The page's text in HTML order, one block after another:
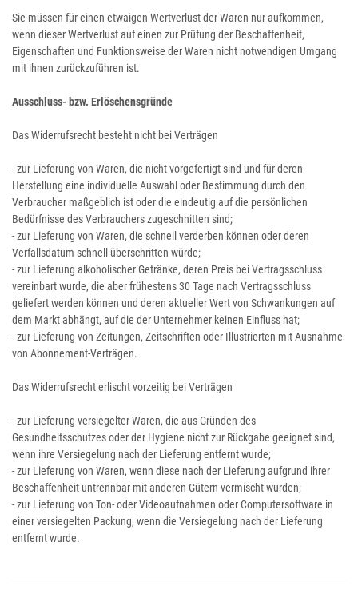
Sie müssen für einen etwaigen Wertverlust der Waren nur aufkommen,
wenn dieser Wertverlust auf einen zur Prüfung der Beschaffenheit,
Eigenschaften und Funktionsweise der Waren nicht notwendigen Umgang
mit ihnen zurückzuführen ist.
Ausschluss- bzw. Erlöschensgründe
Das Widerrufsrecht besteht nicht bei Verträgen
- zur Lieferung von Waren, die nicht vorgefertigt sind und für deren
Herstellung eine individuelle Auswahl oder Bestimmung durch den
Verbraucher maßgeblich ist oder die eindeutig auf die persönlichen
Bedürfnisse des Verbrauchers zugeschnitten sind;
- zur Lieferung von Waren, die schnell verderben können oder deren
Verfallsdatum schnell überschritten würde;
- zur Lieferung alkoholischer Getränke, deren Preis bei Vertragsschluss
vereinbart wurde, die aber frühestens 30 Tage nach Vertragsschluss
geliefert werden können und deren aktueller Wert von Schwankungen auf
dem Markt abhängt, auf die der Unternehmer keinen Einfluss hat;
- zur Lieferung von Zeitungen, Zeitschriften oder Illustrierten mit Ausnahme
von Abonnement-Verträgen.
Das Widerrufsrecht erlischt vorzeitig bei Verträgen
- zur Lieferung versiegelter Waren, die aus Gründen des
Gesundheitsschutzes oder der Hygiene nicht zur Rückgabe geeignet sind,
wenn ihre Versiegelung nach der Lieferung entfernt wurde;
- zur Lieferung von Waren, wenn diese nach der Lieferung aufgrund ihrer
Beschaffenheit untrennbar mit anderen Gütern vermischt wurden;
- zur Lieferung von Ton- oder Videoaufnahmen oder Computersoftware in
einer versiegelten Packung, wenn die Versiegelung nach der Lieferung
entfernt wurde.